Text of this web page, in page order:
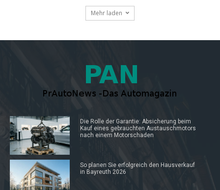
Mehr laden
Die Rolle der Garantie: Absicherung beim
Kauf eines gebrauchten Austauschmotors
nach einem Motorschaden
So planen Sie erfolgreich den Hausverkauf
in Bayreuth 2026